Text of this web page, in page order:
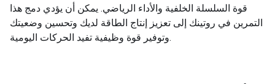
قوة السلسلة الخلفية والأداء الرياضي. يمكن أن يؤدي دمج هذا
التمرين في روتينك إلى تعزيز إنتاج الطاقة لديك وتحسين وضعيتك
وتوفير قوة وظيفية تفيد الحركات اليومية.